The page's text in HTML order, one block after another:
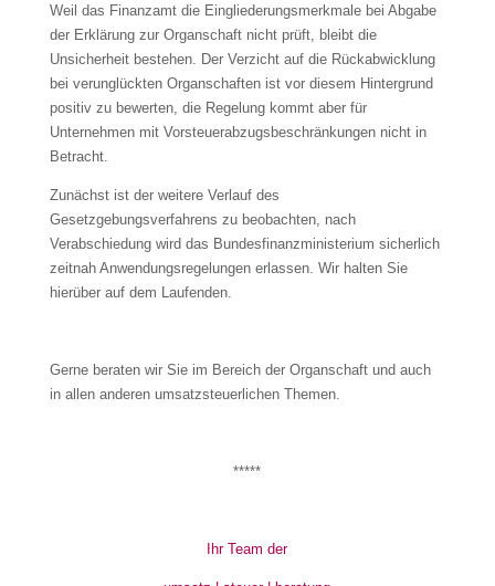
Weil das Finanzamt die Eingliederungsmerkmale bei Abgabe
der Erklärung zur Organschaft nicht prüft, bleibt die
Unsicherheit bestehen. Der Verzicht auf die Rückabwicklung
bei verunglückten Organschaften ist vor diesem Hintergrund
positiv zu bewerten, die Regelung kommt aber für
Unternehmen mit Vorsteuerabzugsbeschränkungen nicht in
Betracht.
Zunächst ist der weitere Verlauf des
Gesetzgebungsverfahrens zu beobachten, nach
Verabschiedung wird das Bundesfinanzministerium sicherlich
zeitnah Anwendungsregelungen erlassen. Wir halten Sie
hierüber auf dem Laufenden.
Gerne beraten wir Sie im Bereich der Organschaft und auch
in allen anderen umsatzsteuerlichen Themen.
*****
Ihr Team der